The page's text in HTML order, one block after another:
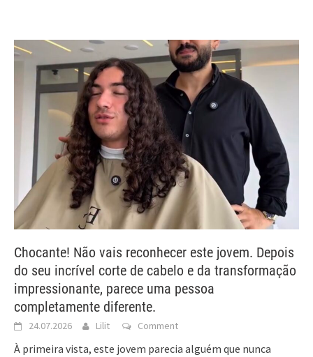
Chocante! Não vais reconhecer este jovem. Depois
do seu incrível corte de cabelo e da transformação
impressionante, parece uma pessoa
completamente diferente.
24.07.2026 Lilit Comment
À primeira vista, este jovem parecia alguém que nunca